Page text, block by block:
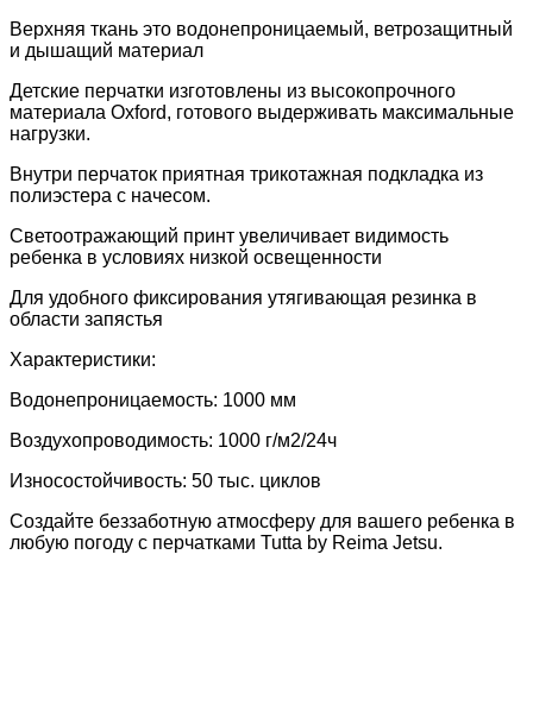
Верхняя ткань это водонепроницаемый, ветрозащитный
и дышащий материал
Детские перчатки изготовлены из высокопрочного
материала Oxford, готового выдерживать максимальные
нагрузки.
Внутри перчаток приятная трикотажная подкладка из
полиэстера с начесом.
Светоотражающий принт увеличивает видимость
ребенка в условиях низкой освещенности
Для удобного фиксирования утягивающая резинка в
области запястья
Характеристики:
Водонепроницаемость: 1000 мм
Воздухопроводимость: 1000 г/м2/24ч
Износостойчивость: 50 тыс. циклов
Создайте беззаботную атмосферу для вашего ребенка в
любую погоду с перчатками Tutta by Reima Jetsu.